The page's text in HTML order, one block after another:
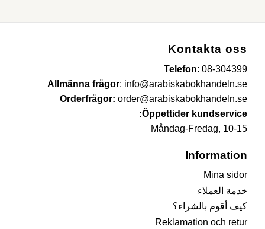
Kontakta oss
Telefon: 08-304399
Allmänna frågor: info@arabiskabokhandeln.se
Orderfrågor: order@arabiskabokhandeln.se
Öppettider kundservice:
Måndag-Fredag, 10-15
Information
Mina sidor
خدمة العملاء
كيف أقوم بالشراء؟
Reklamation och retur